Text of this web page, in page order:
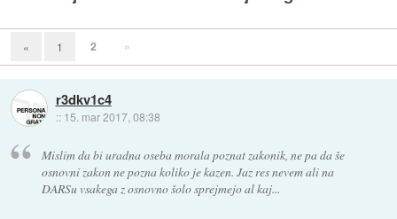
« 1 2 »
r3dkv1c4
:: 15. mar 2017, 08:38
Mislim da bi uradna oseba morala poznat zakonik, ne pa da še
osnovni zakon ne pozna koliko je kazen. Jaz res nevem ali na
DARSu vsakega z osnovno šolo sprejmejo al kaj...